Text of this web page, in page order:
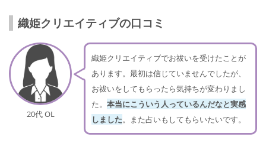
織姫クリエイティブの口コミ
20代 OL
織姫クリエイティブでお祓いを受けたことが
あります。最初は信じていませんでしたが、
お祓いをしてもらったら気持ちが変わりまし
た。 本当にこういう人っているんだなと実感
しました。また占いもしてもらいたいです。